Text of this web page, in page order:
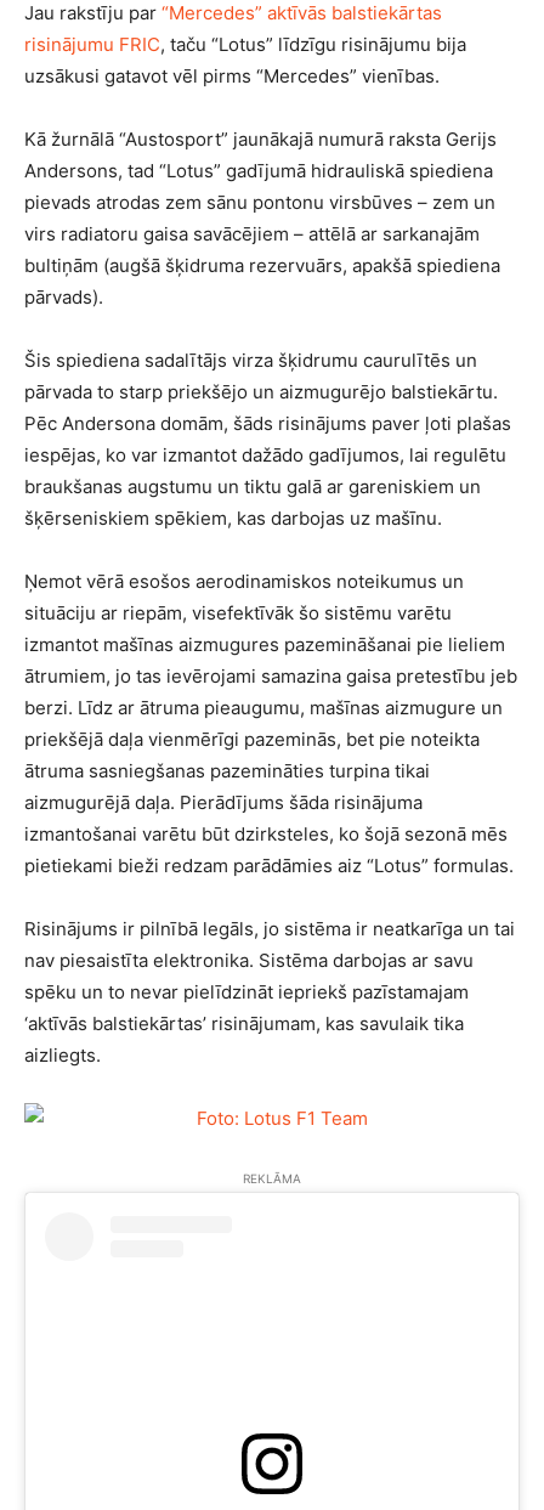
Jau rakstīju par “Mercedes” aktīvās balstiekārtas
risinājumu FRIC, taču “Lotus” līdzīgu risinājumu bija
uzsākusi gatavot vēl pirms “Mercedes” vienības.
Kā žurnālā “Austosport” jaunākajā numurā raksta Gerijs
Andersons, tad “Lotus” gadījumā hidrauliskā spiediena
pievads atrodas zem sānu pontonu virsbūves – zem un
virs radiatoru gaisa savācējiem – attēlā ar sarkanajām
bultiņām (augšā šķidruma rezervuārs, apakšā spiediena
pārvads).
Šis spiediena sadalītājs virza šķidrumu caurulītēs un
pārvada to starp priekšējo un aizmugurējo balstiekārtu.
Pēc Andersona domām, šāds risinājums paver ļoti plašas
iespējas, ko var izmantot dažādo gadījumos, lai regulētu
braukšanas augstumu un tiktu galā ar gareniskiem un
šķērseniskiem spēkiem, kas darbojas uz mašīnu.
Ņemot vērā esošos aerodinamiskos noteikumus un
situāciju ar riepām, visefektīvāk šo sistēmu varētu
izmantot mašīnas aizmugures pazemināšanai pie lieliem
ātrumiem, jo tas ievērojami samazina gaisa pretestību jeb
berzi. Līdz ar ātruma pieaugumu, mašīnas aizmugure un
priekšējā daļa vienmērīgi pazeminās, bet pie noteikta
ātruma sasniegšanas pazemināties turpina tikai
aizmugurējā daļa. Pierādījums šāda risinājuma
izmantošanai varētu būt dzirksteles, ko šojā sezonā mēs
pietiekami bieži redzam parādāmies aiz “Lotus” formulas.
Risinājums ir pilnībā legāls, jo sistēma ir neatkarīga un tai
nav piesaistīta elektronika. Sistēma darbojas ar savu
spēku un to nevar pielīdzināt iepriekš pazīstamajam
‘aktīvās balstiekārtas’ risinājumam, kas savulaik tika
aizliegts.
REKLĀMA